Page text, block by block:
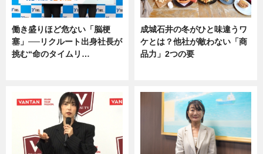
働き盛りほど危ない「脳梗
塞」──リクルート出身社長が
挑む“命のタイムリ…
成城石井の冬がひと味違うワ
ケとは？他社が敵わない「商
品力」2つの要